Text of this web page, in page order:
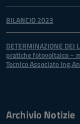
BILANCIO 2023
DETERMINAZIONE DEI
pratiche fotovoltaico –
Tecnico Associato
Archivio Notizie